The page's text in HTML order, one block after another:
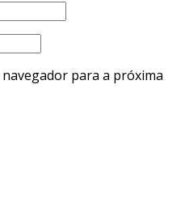
para a próxima